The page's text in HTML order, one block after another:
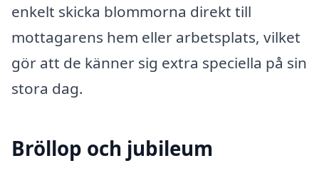
enkelt skicka blommorna direkt till
mottagarens hem eller arbetsplats, vilket
gör att de känner sig extra speciella på sin
stora dag.
Bröllop och jubileum